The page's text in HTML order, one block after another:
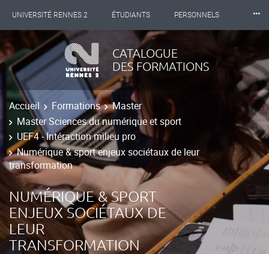
UNIVERSITÉ RENNES 2 ÉTUDIANTS PERSONNELS
INTERNATIONAL PROFESSIONNELS
LES NOUVELLES DE RENNES 2
⸱⸱⸱
CATALOGUE
DES FORMATIONS
Accueil Formations
Master
Master Sciences du numérique et sport
UEF4 - Intéraction milieu pro
Numérique & sport enjeux sociétaux de leur
transformation
NUMÉRIQUE & SPORT
ENJEUX SOCIÉTAUX DE
LEUR
TRANSFORMATION